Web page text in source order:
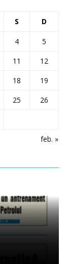
S D
feb. »
4
5
11
12
18
19
25
26